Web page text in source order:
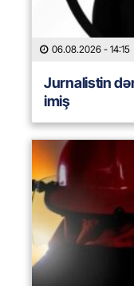
06.08.2026 - 14:15
Jurnalistin
imiş